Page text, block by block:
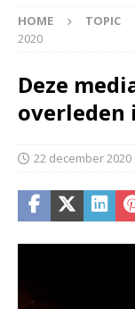
HOME TOPIC
2020
Deze
overleden
22 december 2020